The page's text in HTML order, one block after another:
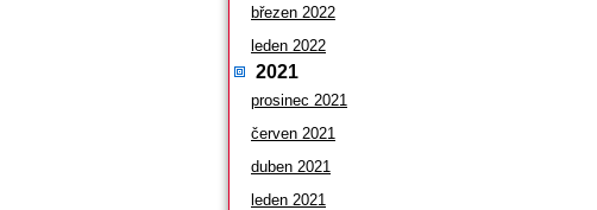
březen 2022
leden 2022
2021
prosinec 2021
červen 2021
duben 2021
leden 2021